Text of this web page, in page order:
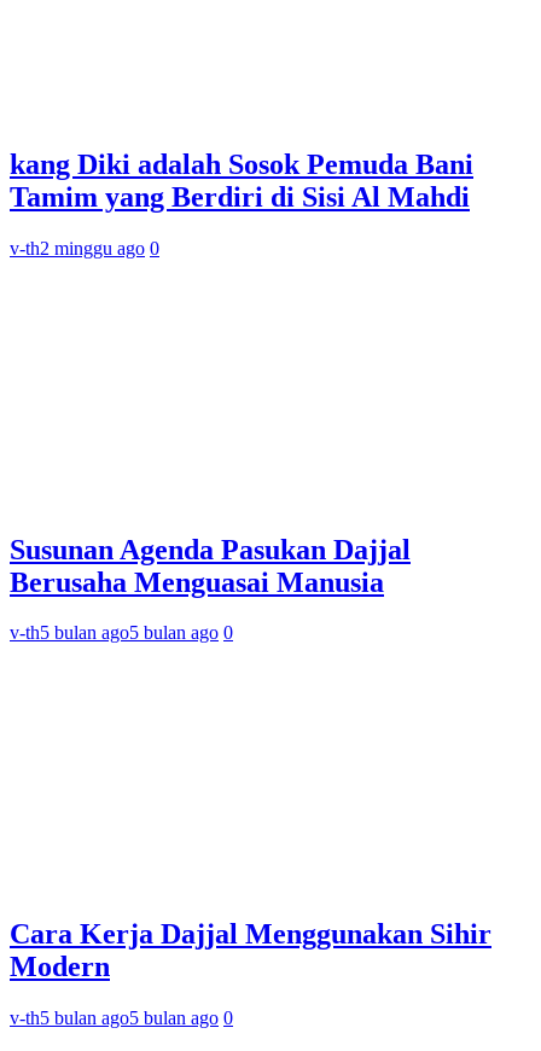
kang Diki adalah Sosok Pemuda Bani
Tamim yang Berdiri di Sisi Al Mahdi
v-th2 minggu ago 0
Susunan Agenda Pasukan Dajjal
Berusaha Menguasai Manusia
v-th5 bulan ago5 bulan ago 0
Cara Kerja Dajjal Menggunakan Sihir
Modern
v-th5 bulan ago5 bulan ago 0